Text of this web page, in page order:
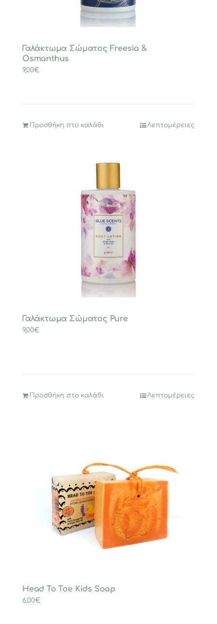
Γαλάκτωμα Σώματος Freesia &
Osmanthus
9,00€
Προσθήκη στο καλάθι Λεπτομέρειες
Γαλάκτωμα Σώματος Pure
9,00€
Προσθήκη στο καλάθι Λεπτομέρειες
Head To Toe Kids Soap
6,00€